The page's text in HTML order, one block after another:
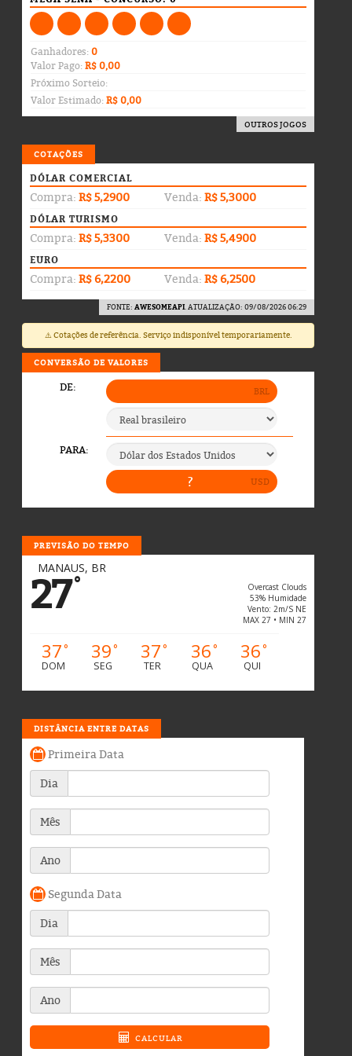
Ganhadores:0
Valor Pago:R$ 0,00
Próximo Sorteio:
Valor Estimado:R$ 0,00
OUTROS JOGOS
COTAÇÕES
DÓLAR COMERCIAL
Compra: R$ 5,2900 Venda: R$ 5,3000
DÓLAR TURISMO
Compra: R$ 5,3300 Venda: R$ 5,4900
EURO
Compra: R$ 6,2200 Venda: R$ 6,2500
FONTE: AWESOMEAPI. ATUALIZAÇÃO: 09/08/2026 06:29
⚠️ Cotações de referência. Serviço indisponível temporariamente.
CONVERSÃO DE VALORES
PREVISÃO DO TEMPO
MANAUS, BR
27°
Overcast Clouds
53% Humidade
Vento: 2m/s NE
MAX 27 • MIN 27
37°
DOM
39°
SEG
37°
TER
36°
QUA
36°
QUI
DISTÂNCIA ENTRE DATAS